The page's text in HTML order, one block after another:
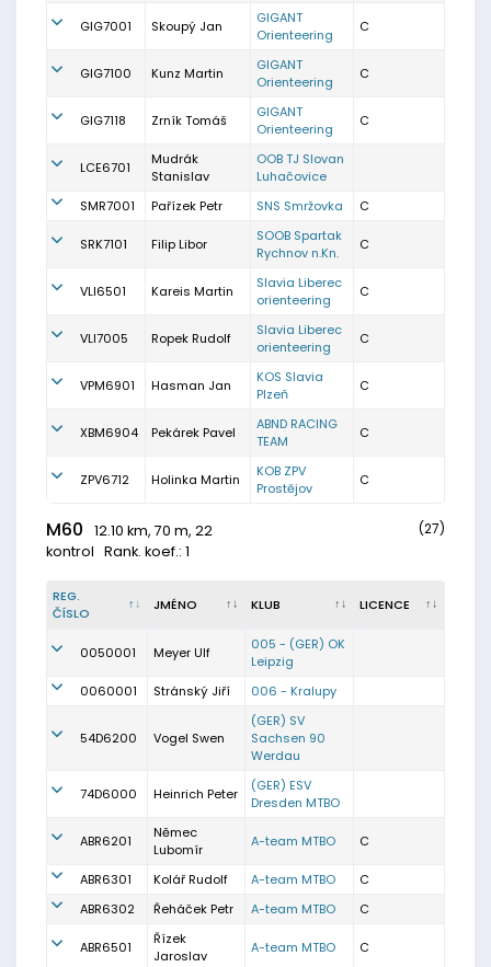
GIG7001 Skoupý Jan
GIGANT
Orienteering
C
GIG7100 Kunz Martin
GIGANT
Orienteering
C
GIG7118 Zrník Tomáš
GIGANT
Orienteering
C
LCE6701
Mudrák
Stanislav
OOB TJ Slovan
Luhačovice
SMR7001
Pařízek Petr SNS Smržovka C
SRK7101 Filip Libor
SOOB Spartak
Rychnov n.Kn.
C
VLI6501 Kareis Martin
Slavia Liberec
orienteering
C
VLI7005 Ropek Rudolf
Slavia Liberec
orienteering
C
VPM6901 Hasman Jan
KOS Slavia
Plzeň
C
XBM6904 Pekárek Pavel
ABND RACING
TEAM
C
ZPV6712 Holinka Martin
KOB ZPV
Prostějov
C
M60
12.10 km, 70 m, 22
kontrol Rank. koef.: 1
(27)
REG.
ČÍSLO
JMÉNO KLUB LICENCE
0050001 Meyer Ulf
005 - (GER) OK
Leipzig
0060001
Stránský Jiří 006 - Kralupy
54D6200 Vogel Swen
(GER) SV
Sachsen 90
Werdau
74D6000 Heinrich Peter
(GER) ESV
Dresden MTBO
ABR6201
Němec
Lubomír
A-team MTBO C
ABR6301 Kolář Rudolf A-team MTBO
C
ABR6302
Řeháček Petr A-team MTBO C
ABR6501
Řízek
Jaroslav
A-team MTBO C